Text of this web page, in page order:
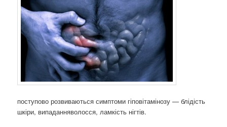
поступово розвиваються симптоми гіповітамінозу — блідість
шкіри, випаданняволосся, ламкість нігтів.